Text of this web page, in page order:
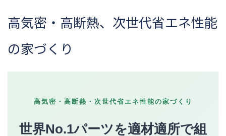
高気密・高断熱、次世代省エネ性能
の家づくり
高気密・高断熱・次世代省エネ性能の家づくり
世界No.1パーツを適材適所で組